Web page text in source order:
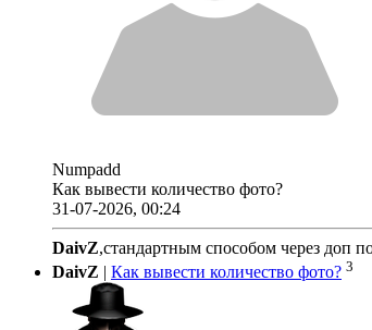
Numpadd
Как вывести количество фото?
31-07-2026, 00:24
DaivZ,стандартным способом через доп
DaivZ | Как вывести количество фото? 3